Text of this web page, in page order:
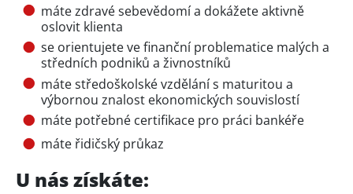
máte zdravé sebevědomí a dokážete aktivně
oslovit klienta
se orientujete ve finanční problematice malých a
středních podniků a živnostníků
máte středoškolské vzdělání s maturitou a
výbornou znalost ekonomických souvislostí
máte potřebné certifikace pro práci bankéře
máte řidičský průkaz
U nás získáte: